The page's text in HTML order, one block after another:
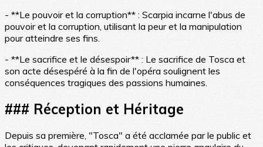
- **Le pouvoir et la corruption** : Scarpia incarne l'abus de
pouvoir et la corruption, utilisant la peur et la manipulation
pour atteindre ses fins.
- **Le sacrifice et le désespoir** : Le sacrifice de Tosca et
son acte désespéré à la fin de l'opéra soulignent les
conséquences tragiques des passions humaines.
### Réception et Héritage
Depuis sa première, "Tosca" a été acclamée par le public et